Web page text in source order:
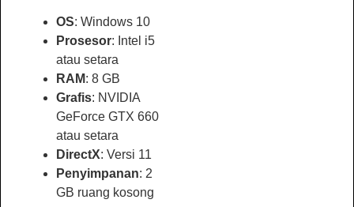
OS: Windows 10
Prosesor: Intel i5
atau setara
RAM: 8 GB
Grafis: NVIDIA
GeForce GTX 660
atau setara
DirectX: Versi 11
Penyimpanan: 2
GB ruang kosong